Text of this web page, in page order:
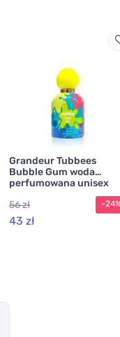
Grandeur Tubbees
Bubble Gum woda
perfumowana unisex
56 zł
43 zł
-